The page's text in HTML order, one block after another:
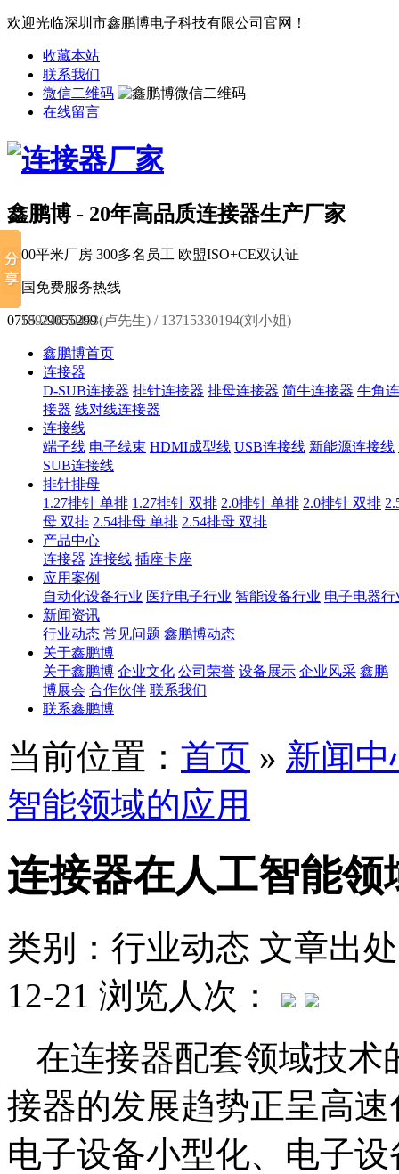
欢迎光临深圳市鑫鹏博电子科技有限公司官网！
收藏本站
联系我们
微信二维码
在线留言
鑫鹏博 - 20年高品质连接器生产厂家
6000平米厂房 300多名员工 欧盟ISO+CE双认证
全国免费服务热线
0755-29055299
18924670453(卢先生) / 13715330194(刘小姐)
鑫鹏博首页
连接器
D-SUB连接器 排针连接器 排母连接器 简牛连接器 牛角
接器 线对线连接器
连接线
端子线 电子线束 HDMI成型线 USB连接线 新能源连接线
SUB连接线
排针排母
1.27排针 单排 1.27排针 双排 2.0排针 单排 2.0排针 双排
母 双排 2.54排母 单排 2.54排母 双排
产品中心
连接器 连接线 插座卡座
应用案例
自动化设备行业 医疗电子行业 智能设备行业 电子电器行
新闻资讯
行业动态 常见问题 鑫鹏博动态
关于鑫鹏博
关于鑫鹏博 企业文化 公司荣誉 设备展示 企业风采 鑫鹏
博展会 合作伙伴 联系我们
联系鑫鹏博
当前位置： 首页 » 新闻中
智能领域的应用
连接器在人工智能领
类别：行业动态 文章出
12-21 浏览人次：
在连接器配套领域技术
接器的发展趋势正呈高
电子设备小型化、电子